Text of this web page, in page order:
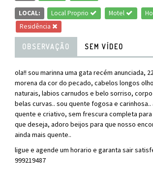
LOCAL: Local Proprio Motel
Residência
OBSERVAÇÃO SEM VÍDEO
ola!! sou marinna uma gata recém anunciada,
morena da cor do pecado, cabelos longos
naturais, labios carnudos e belo sorriso,
belas curvas.. sou quente fogosa e carinhosa..
quente e criativo, sem frescura completa
que deseja, adoro beijos para que nosso
ainda mais quente..
ligue e agende um horario e garanta sair
999219487